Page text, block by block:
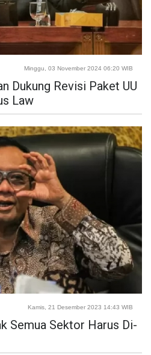
Minggu, 03 November 2024 06:20 WIB
Dukung Revisi Paket UU
Law
Kamis, 21 Desember 2023 14:43 WIB
Semua Sektor Harus Di-